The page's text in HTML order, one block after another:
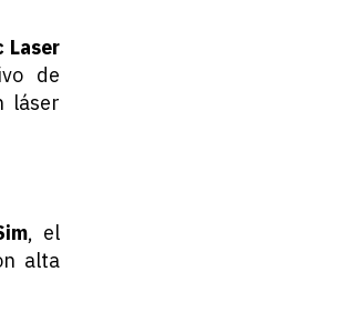
Laser
de
láser
, el
alta